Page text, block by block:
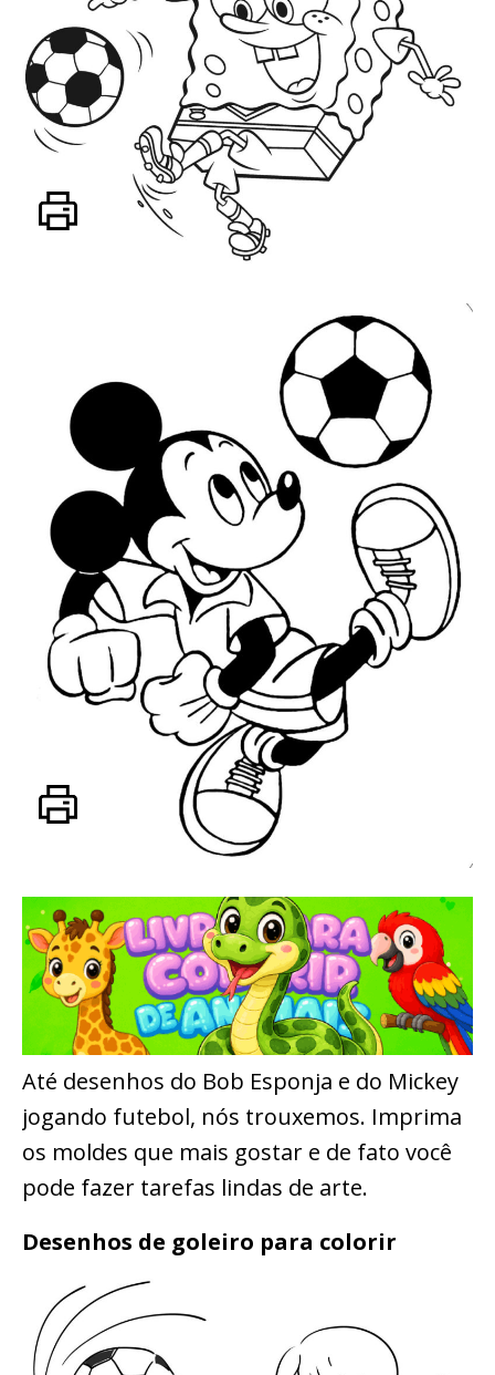
Até desenhos do Bob Esponja e do Mickey
jogando futebol, nós trouxemos. Imprima
os moldes que mais gostar e de fato você
pode fazer tarefas lindas de arte.
Desenhos de goleiro para colorir